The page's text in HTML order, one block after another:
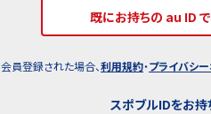
既にお持ちの au ID
会員登録された場合、利用規約・プライバシ
スポブルIDをお持